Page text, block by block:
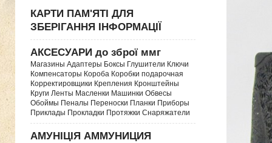
КАРТИ ПАМ'ЯТІ ДЛЯ
ЗБЕРІГАННЯ ІНФОРМАЦІЇ
АКСЕСУАРИ до зброї ммг
Магазины Адаптеры Боксы Глушители Ключи
Компенсаторы Короба Коробки подарочная
Корректировщики Крепления Кронштейны
Круги Ленты Масленки Машинки Обвесы
Обоймы Пеналы Переноски Планки Приборы
Приклады Прокладки Протяжки Снаряжатели
АМУНІЦІЯ АММУНИЦИЯ